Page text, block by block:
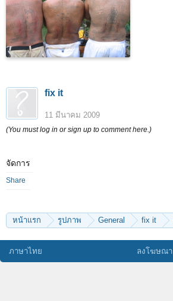
fix it
11 มีนาคม 2009
(You must log in or sign up to comment here.)
จัดการ
Share
หน้าแรก รูปภาพ General fix it
ภาษาไทย ลงโฆษณา